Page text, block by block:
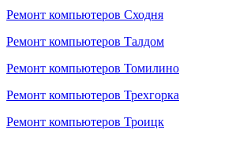
Ремонт компьютеров Сходня
Ремонт компьютеров Талдом
Ремонт компьютеров Томилино
Ремонт компьютеров Трехгорка
Ремонт компьютеров Троицк